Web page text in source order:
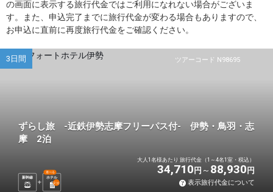
の画面に表示する旅行代金ではご利用になれない場合がございま
す。また、申込完了までに旅行代金が変わる場合もありますので、
お申込に直前に再度旅行代金をご確認ください。
ツアーコード N98695
3日間
ずらし旅 -近鉄伊勢志摩フリーパス付- 伊勢・鳥羽・志
摩 2泊
新幹線 ホテル
選べる
2泊
大人1名様あたり 旅行代金（1～4名1室・税込）
34,710 円 88,930 円
表示旅行代金について